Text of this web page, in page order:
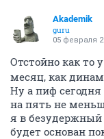
Akademik
guru
05 февраля
Отстойно как то
месяц, как
Ну а пиф
на пять не
я в безудержный
будет основан